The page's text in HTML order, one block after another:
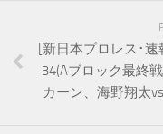
[新日本プロレス･速
34(Aブロック最終
カーン、海野翔太